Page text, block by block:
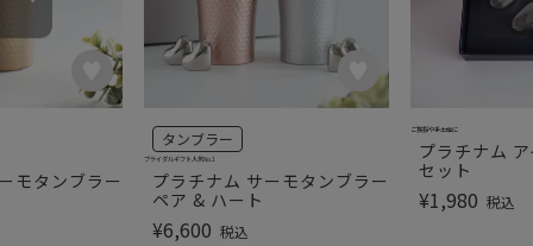
モタンブラー
プラチナム サーモタンブラー
ペア & ハート
タンブラー
¥6,600 税込
ブライダルギフト人気No.1
プラチナム
セット
¥1,980 税込
ご挨拶や手土産に